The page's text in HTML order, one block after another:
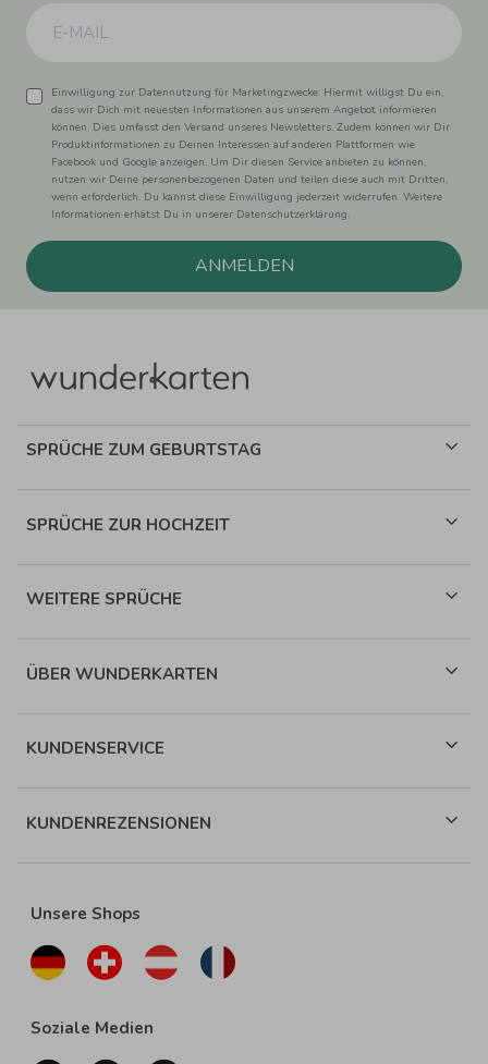
Einwilligung zur Datennutzung für Marketingzwecke: Hiermit willigst Du ein,
dass wir Dich mit neuesten Informationen aus unserem Angebot informieren
können. Dies umfasst den Versand unseres Newsletters. Zudem können wir Dir
Produktinformationen zu Deinen Interessen auf anderen Plattformen wie
Facebook und Google anzeigen. Um Dir diesen Service anbieten zu können,
nutzen wir Deine personenbezogenen Daten und teilen diese auch mit Dritten,
wenn erforderlich. Du kannst diese Einwilligung jederzeit widerrufen. Weitere
Informationen erhätst Du in unserer Datenschutzerklärung.
ANMELDEN
SPRÜCHE ZUM GEBURTSTAG
SPRÜCHE ZUR HOCHZEIT
WEITERE SPRÜCHE
ÜBER WUNDERKARTEN
KUNDENSERVICE
KUNDENREZENSIONEN
Unsere Shops
Soziale Medien